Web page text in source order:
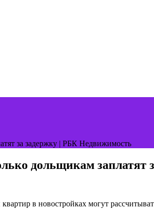
за задержку | РБК Недвижимость
дольщикам заплатят
в новостройках могут